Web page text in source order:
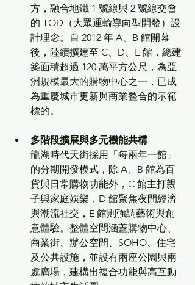
方，融合地鐵 1 號線與 2 號線交會
的 TOD（大眾運輸導向型開發）設
計理念。自 2012 年 A、B 館開幕
後，陸續擴建至 C、D、E 館，總建
築面積超過 120 萬平方公尺，為亞
洲規模最大的購物中心之一，已成
為重慶城市更新與商業整合的示範
標的。
多階段擴展與多元機能共構
龍湖時代天街採用「每兩年一館」
的分期開發模式，除 A、B 館為百
貨與日常購物功能外，C 館主打親
子與家庭娛樂，D 館聚焦夜間經濟
與潮流社交，E 館則強調藝術與創
意體驗。整體空間涵蓋購物中心、
商業街、辦公空間、SOHO、住宅
及公共設施，並設有兩座公園與兩
處廣場，建構出複合功能與高互動